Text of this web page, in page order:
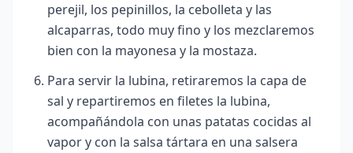
perejil, los pepinillos, la cebolleta y las
alcaparras, todo muy fino y los mezclaremos
bien con la mayonesa y la mostaza.
Para servir la lubina, retiraremos la capa de
sal y repartiremos en filetes la lubina,
acompañándola con unas patatas cocidas al
vapor y con la salsa tártara en una salsera